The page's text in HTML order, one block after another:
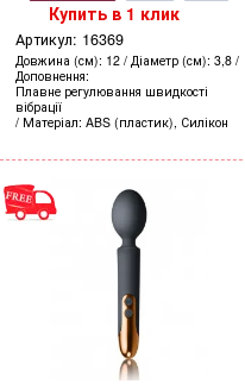
Купить в 1 клик
Артикул: 16369
Довжина (см) 12 Діаметр (см) 3,8
Доповнення
Плавне регулювання швидкості
вібрації
Матеріал ABS (пластик), Силікон